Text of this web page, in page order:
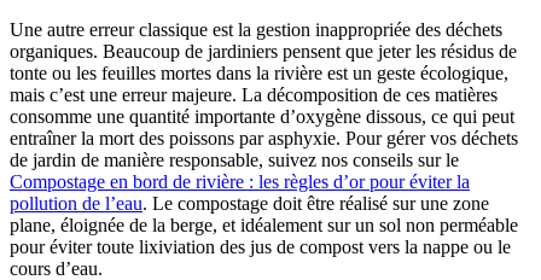
Une autre erreur classique est la gestion inappropriée des déchets
organiques. Beaucoup de jardiniers pensent que jeter les résidus de
tonte ou les feuilles mortes dans la rivière est un geste écologique,
mais c’est une erreur majeure. La décomposition de ces matières
consomme une quantité importante d’oxygène dissous, ce qui peut
entraîner la mort des poissons par asphyxie. Pour gérer vos déchets
de jardin de manière responsable, suivez nos conseils sur le
Compostage en bord de rivière : les règles d’or pour éviter la
pollution de l’eau. Le compostage doit être réalisé sur une zone
plane, éloignée de la berge, et idéalement sur un sol non perméable
pour éviter toute lixiviation des jus de compost vers la nappe ou le
cours d’eau.